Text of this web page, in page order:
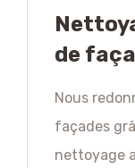
de
Nous
façades
nettoyage